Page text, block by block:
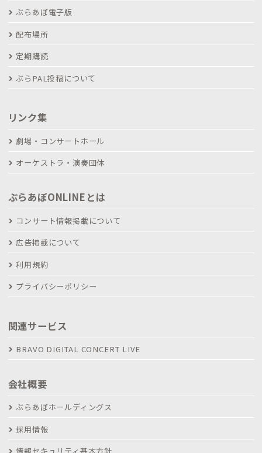
ぶらあぼ電子版
配布場所
定期購読
ぶらPAL投稿について
リンク集
劇場・コンサートホール
オーケストラ・演奏団体
ぶらあぼONLINEとは
コンサート情報掲載について
広告掲載について
利用規約
プライバシーポリシー
関連サービス
BRAVO DIGITAL CONCERT LIVE
会社概要
ぶらあぼホールディングス
採用情報